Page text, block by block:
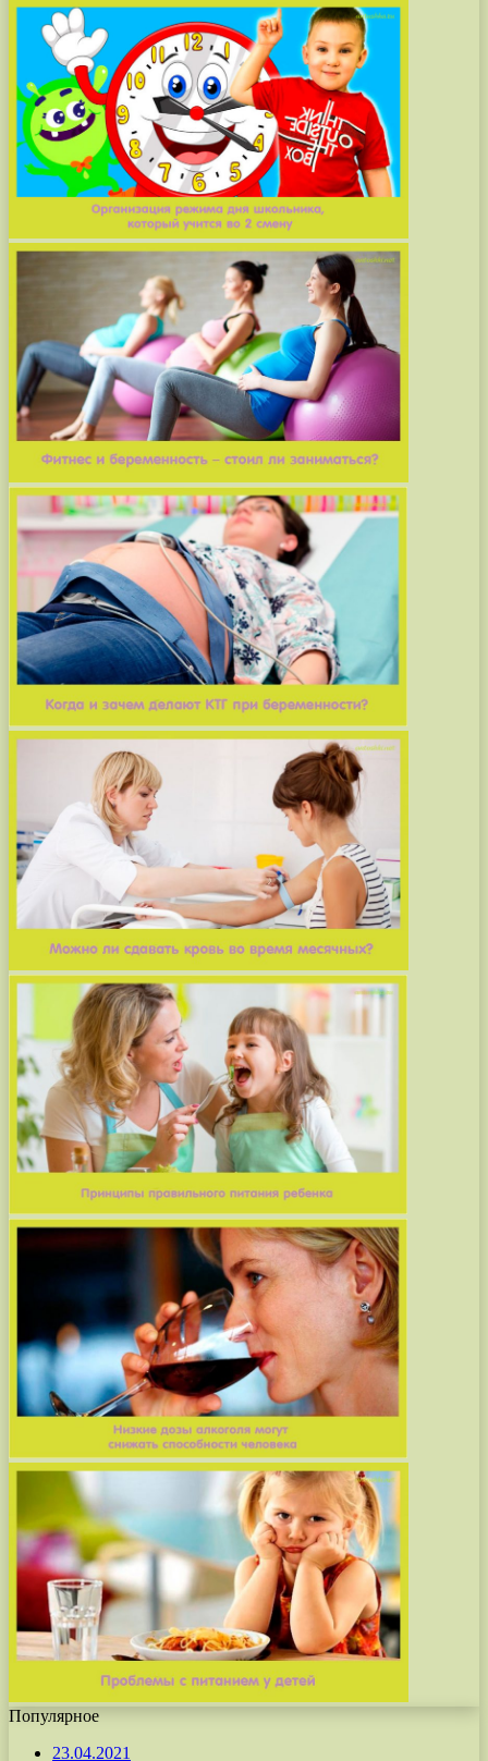
Популярное
23.04.2021